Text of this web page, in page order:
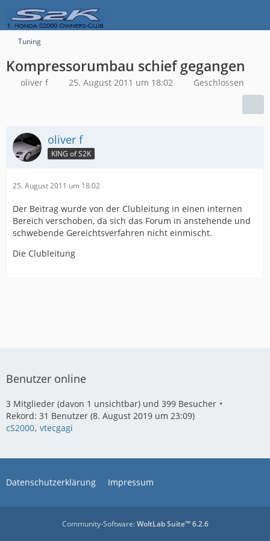
Tuning
Kompressorumbau schief gegangen
oliver f 25. August 2011 um 18:02 Geschlossen
oliver f
KING of S2K
25. August 2011 um 18:02
Der Beitrag wurde von der Clubleitung in einen internen
Bereich verschoben, da sich das Forum in anstehende und
schwebende Gereichtsverfahren nicht einmischt.
Die Clubleitung
Benutzer online
3 Mitglieder (davon 1 unsichtbar) und 399 Besucher
Rekord: 31 Benutzer (8. August 2019 um 23:09)
cS2000 vtecgagi
Datenschutzerklärung Impressum
Community-Software:WoltLab Suite™ 6.2.6